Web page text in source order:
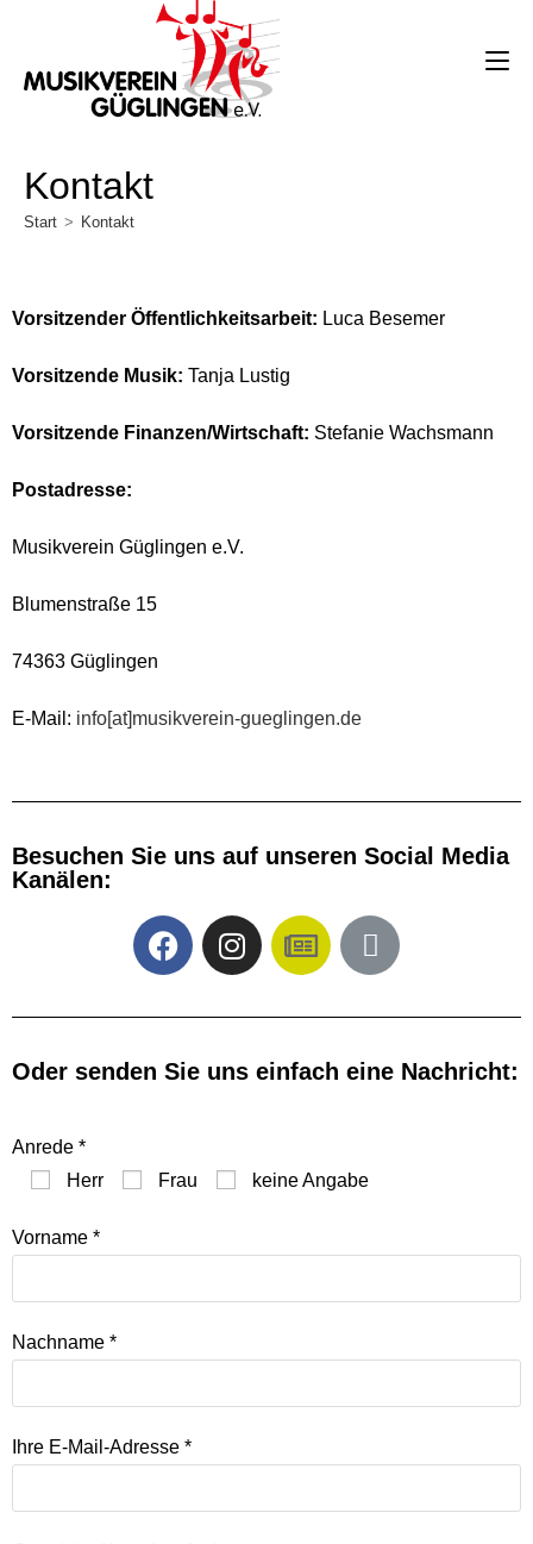
Kontakt
Start > Kontakt
Vorsitzender Öffentlichkeitsarbeit: Luca Besemer
Vorsitzende Musik: Tanja Lustig
Vorsitzende Finanzen/Wirtschaft: Stefanie Wachsmann
Postadresse:
Musikverein Güglingen e.V.
Blumenstraße 15
74363 Güglingen
E-Mail: info[at]musikverein-gueglingen.de
Besuchen Sie uns auf unseren Social Media
Kanälen:​
Oder senden Sie uns einfach eine Nachricht:​
Anrede *
Herr
Frau keine Angabe
Vorname *
Nachname *
Ihre E-Mail-Adresse *